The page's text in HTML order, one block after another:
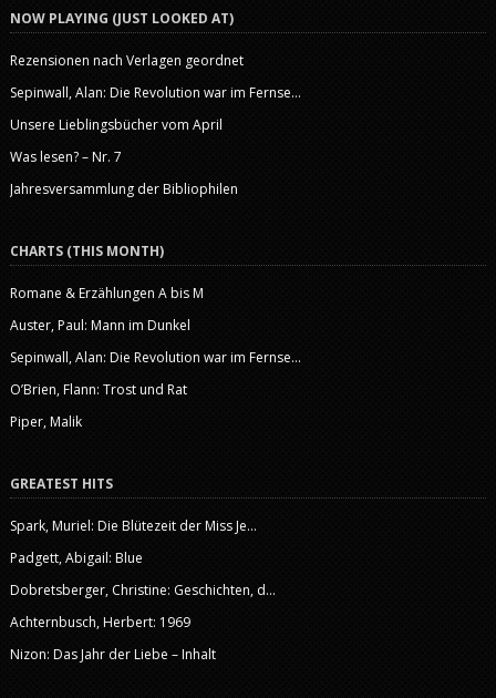
NOW PLAYING (JUST LOOKED AT)
Rezensionen nach Verlagen geordnet
Sepinwall, Alan: Die Revolution war im Fernse...
Unsere Lieblingsbücher vom April
Was lesen? – Nr. 7
Jahresversammlung der Bibliophilen
CHARTS (THIS MONTH)
Romane & Erzählungen A bis M
Auster, Paul: Mann im Dunkel
Sepinwall, Alan: Die Revolution war im Fernse...
O’Brien, Flann: Trost und Rat
Piper, Malik
GREATEST HITS
Spark, Muriel: Die Blütezeit der Miss Je...
Padgett, Abigail: Blue
Dobretsberger, Christine: Geschichten, d...
Achternbusch, Herbert: 1969
Nizon: Das Jahr der Liebe – Inhalt